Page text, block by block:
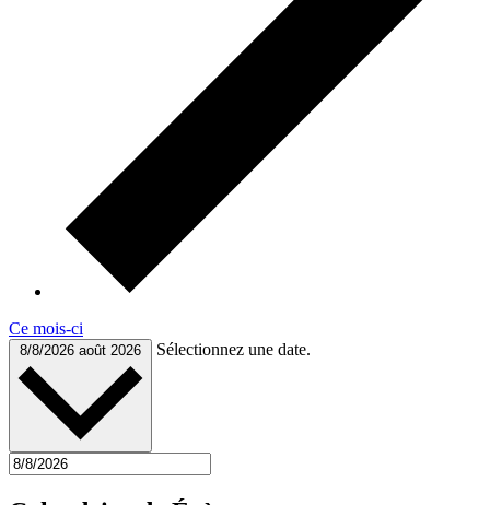
Ce mois-ci
8/8/2026 août 2026 Sélectionnez une date.